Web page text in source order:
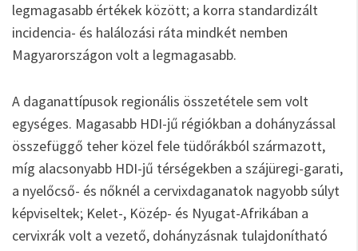
legmagasabb értékek között; a korra standardizált
incidencia- és halálozási ráta mindkét nemben
Magyarországon volt a legmagasabb.
A daganattípusok regionális összetétele sem volt
egységes. Magasabb HDI-jű régiókban a dohányzással
összefüggő teher közel fele tüdőrákból származott,
míg alacsonyabb HDI-jű térségekben a szájüregi-garati,
a nyelőcső- és nőknél a cervixdaganatok nagyobb súlyt
képviseltek; Kelet-, Közép- és Nyugat-Afrikában a
cervixrák volt a vezető, dohányzásnak tulajdonítható